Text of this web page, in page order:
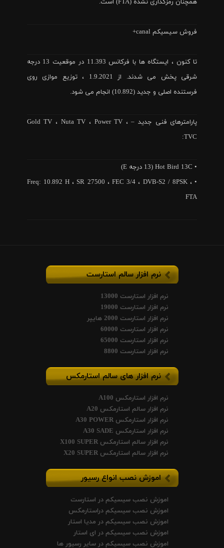
فروش سیسیکم canal+
تا کنون ، ایستگاه ها با فرکانس 11.393 در موقعیت 13 درجه
شرقی پخش می شدند. از 1.9.2021 ، توزیع موازی روی
فرستنده اصلی و جدید (10.892) انجام می شود.
پارامترهای فنی جدید – Gold TV ، Nuta TV ، Power TV ،
TVC:
• Hot Bird 13C (13 درجه E)
• Freq: 10.892 H ، SR 27500 ، FEC 3/4 ، DVB-S2 / 8PSK ،
FTA
نرم افزار سالم استارست
نرم افزار استارست 13000
نرم افزار استارست 19000
نرم افزار استارست 2000 هایپر
نرم افزار استارست 60000
نرم افزار استارست 65000
نرم افزار استارست 8800
نرم افزار های سالم استارمکس
نرم افزار استارمکس A100
نرم افزار سالم استارمکس A20
نرم افزار استارمکس A30 POWER
نرم افزار استارمکس A30 SADE
نرم افزار سالم استارمکس X100 SUPER
نرم افزار سالم استارمکس X20 SUPER
اموزش نصب انواع رسیور
اموزش نصب سیسیکم در استارست
اموزش نصب سیسیکم دراستارمکس
اموزش نصب سیسیکم در مدیا استار
اموزش نصب سیسیکم در ای استار
اموزش نصب سیسیکم در سایر رسیور ها